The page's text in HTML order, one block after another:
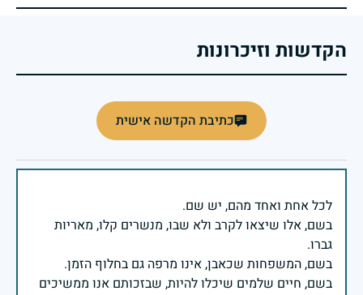
הקדשות וזיכרונות
כתיבת הקדשה אישית
בשם, אלו שיצאו לקרב ולא שבו, מנשרים קלו, מאריות
בשם, חיים שלמים שיכלו להיות, שבזכותם אנו ממשיכים